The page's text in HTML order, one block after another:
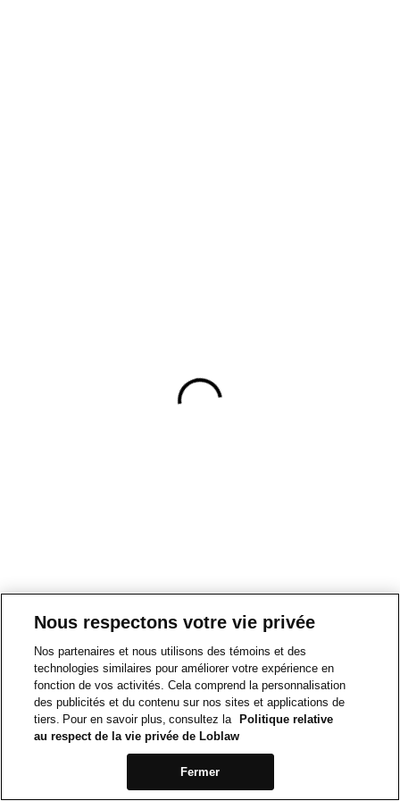
Nous respectons votre vie privée
Nos partenaires et nous utilisons des témoins et des
technologies similaires pour améliorer votre expérience en
fonction de vos activités. Cela comprend la personnalisation
des publicités et du contenu sur nos sites et applications de
tiers. Pour en savoir plus, consultez la
Politique relative
au respect de la vie privée de Loblaw
Fermer